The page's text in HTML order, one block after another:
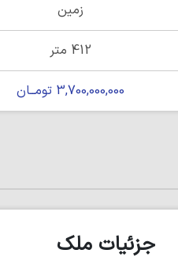
زمین
412 متر
3,700,000,000 تومــان
جزئیات ملک